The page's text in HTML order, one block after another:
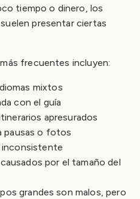
tiempo o dinero, los
presentar ciertas
frecuentes incluyen:
mixtos
con el guía
apresurados
pausas o fotos
inconsistente
por el tamaño del
grandes son malos, pero